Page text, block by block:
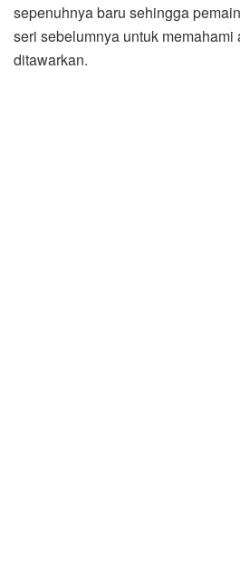
sepenuhnya baru sehingga
seri sebelumnya untuk memahami
ditawarkan.